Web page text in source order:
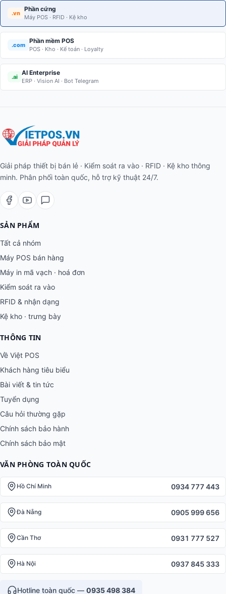
.vn
Phần cứng
Máy POS · RFID · Kệ kho
.com
Phần mềm POS
POS · Kho · Kế toán · Loyalty
.ai
AI Enterprise
ERP · Vision AI · Bot Telegram
Giải pháp thiết bị bán lẻ · Kiểm soát ra vào · RFID · Kệ kho thông
minh. Phân phối toàn quốc, hỗ trợ kỹ thuật 24/7.
SẢN PHẨM
Tất cả nhóm
Máy POS bán hàng
Máy in mã vạch · hoá đơn
Kiểm soát ra vào
RFID & nhận dạng
Kệ kho · trưng bày
THÔNG TIN
Về Việt POS
Khách hàng tiêu biểu
Bài viết & tin tức
Tuyển dụng
Câu hỏi thường gặp
Chính sách bảo hành
Chính sách bảo mật
VĂN PHÒNG TOÀN QUỐC
Hồ Chí Minh 0934 777 443
Đà Nẵng 0905 999 656
Cần Thơ 0931 777 527
Hà Nội 0937 845 333
Hotline toàn quốc — 0935 498 384